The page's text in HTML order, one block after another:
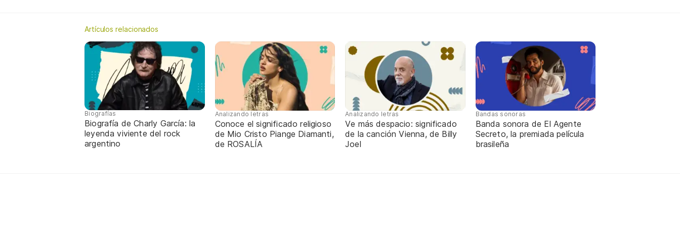
Artículos relacionados
Biografías
Biografía de Charly García: la
leyenda viviente del rock
argentino
Analizando letras
Conoce el significado religioso
de Mio Cristo Piange Diamanti,
de ROSALÍA
Analizando letras
Ve más despacio: significado
de la canción Vienna, de Billy
Joel
Bandas sonoras
Banda sonora de El Agente
Secreto, la premiada película
brasileña